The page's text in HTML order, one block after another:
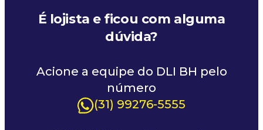
É lojista e ficou com alguma
dúvida?
Acione a equipe do DLI BH pelo
número
(31) 99276-5555